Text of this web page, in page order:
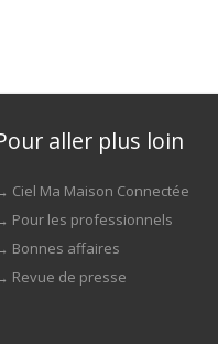
aller plus loin
Ciel Ma Maison Connectée
Pour les professionnels
Bonnes affaires
Revue de presse